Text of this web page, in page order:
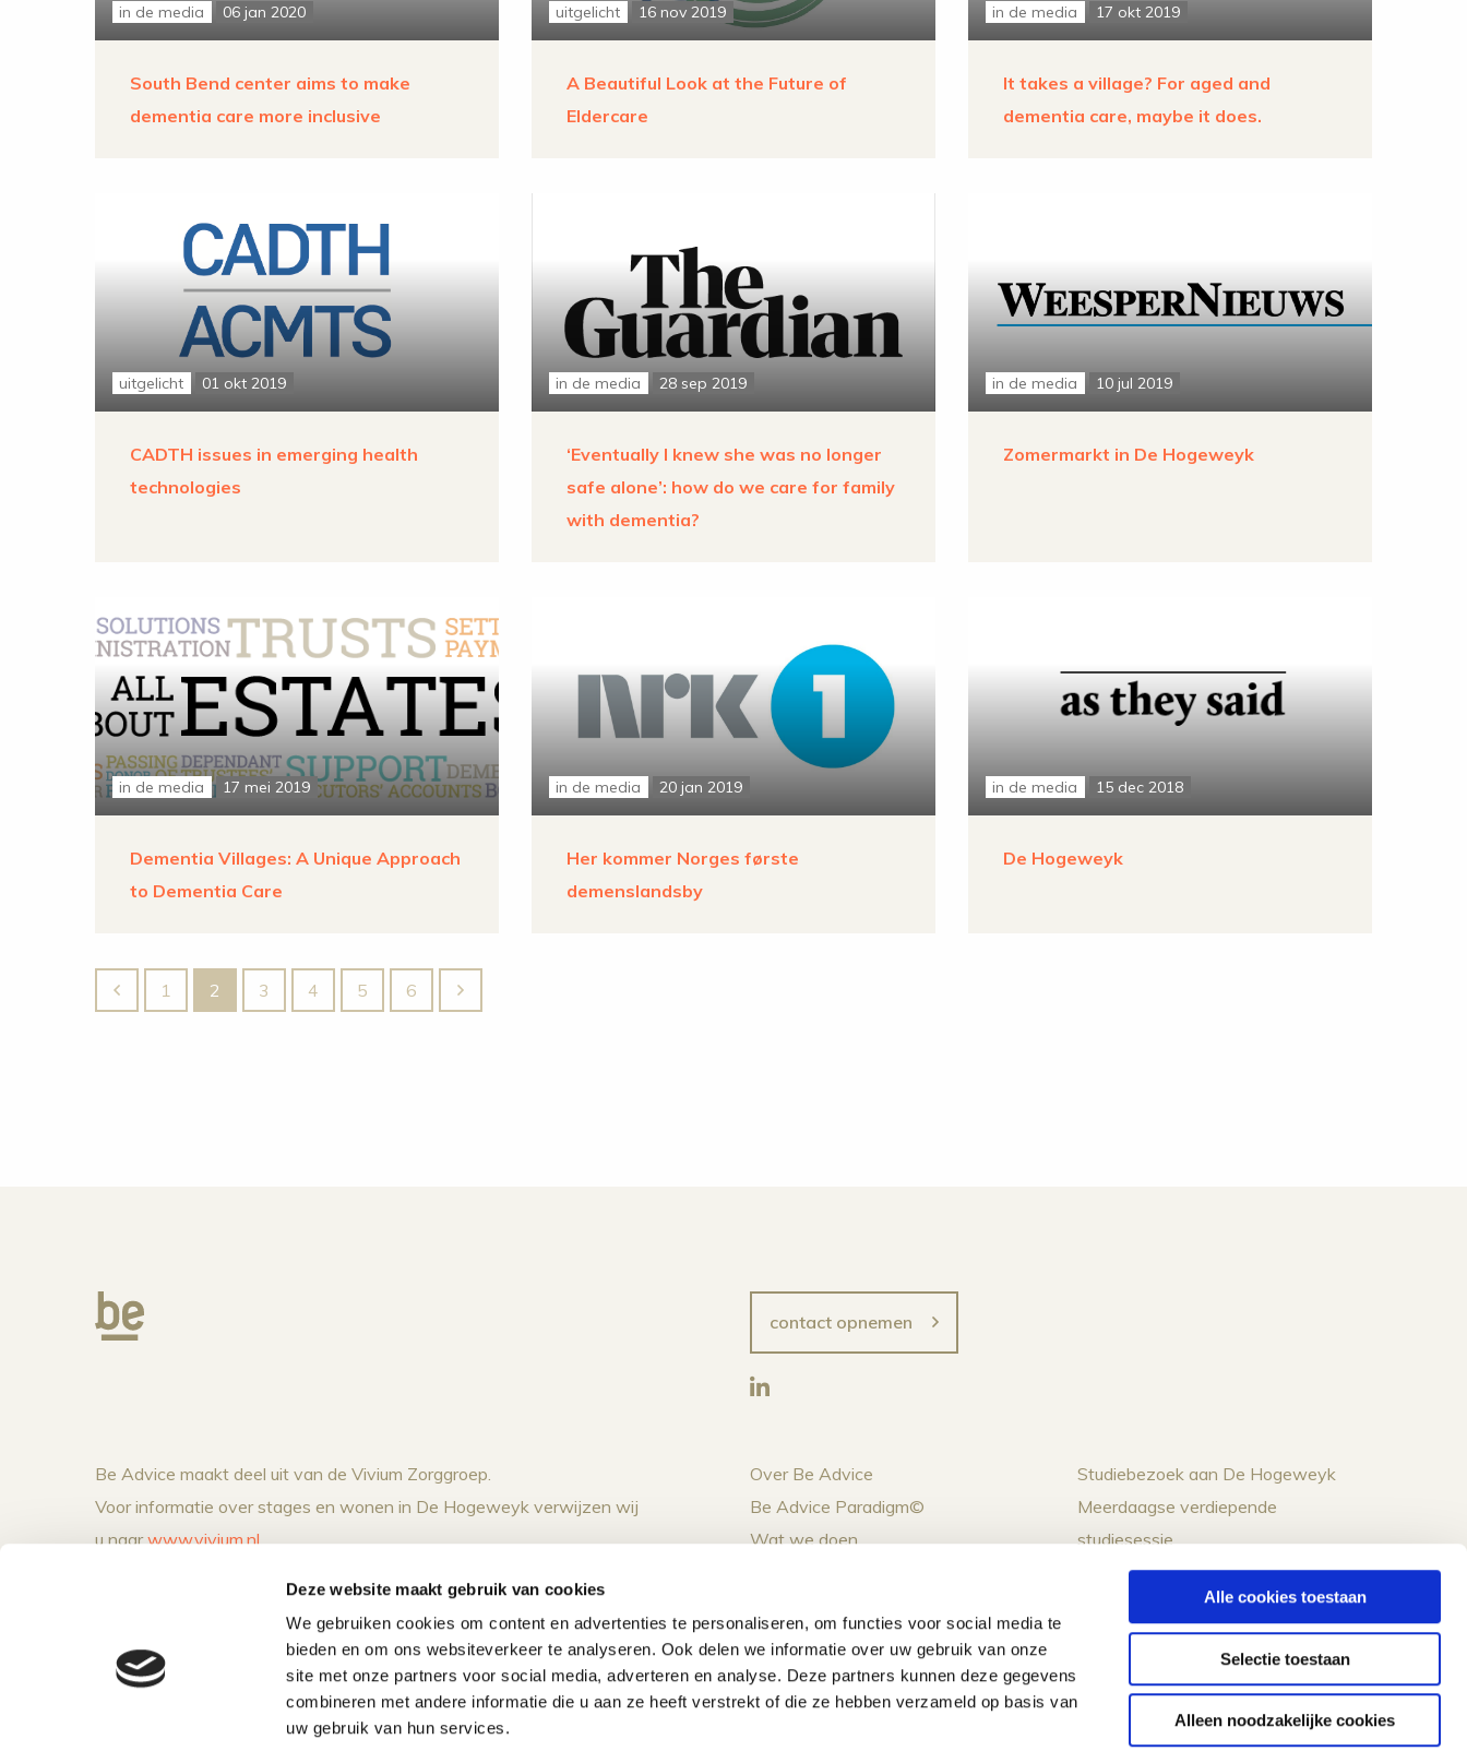
Deze website maakt gebruik van cookies
We gebruiken cookies om content en advertenties te personaliseren, om functies voor social media te
bieden en om ons websiteverkeer te analyseren. Ook delen we informatie over uw gebruik van onze
site met onze partners voor social media, adverteren en analyse. Deze partners kunnen deze gegevens
combineren met andere informatie die u aan ze heeft verstrekt of die ze hebben verzameld op basis van
uw gebruik van hun services.
Alle cookies toestaan
Selectie toestaan
Alleen noodzakelijke cookies
in de media 06 jan 2020
South Bend center aims to make
dementia care more inclusive
uitgelicht 16 nov 2019
A Beautiful Look at the Future of
Eldercare
in de media 17 okt 2019
It takes a village? For aged and
dementia care, maybe it does.
uitgelicht 01 okt 2019
CADTH issues in emerging health
technologies
in de media 28 sep 2019
‘Eventually I knew she was no longer
safe alone’: how do we care for family
with dementia?
in de media 10 jul 2019
Zomermarkt in De Hogeweyk
in de media 17 mei 2019
Dementia Villages: A Unique Approach
to Dementia Care
in de media 20 jan 2019
Her kommer Norges første
demenslandsby
in de media 15 dec 2018
De Hogeweyk
1 2 3 4 5 6
contact opnemen
Be Advice maakt deel uit van de Vivium Zorggroep.
Voor informatie over stages en wonen in De Hogeweyk verwijzen wij
u naarwww.vivium.nl.
Kantoor in De Hogeweyk
1382 GV Weesp, Nederland
+31 294 210 500
Over Be Advice
Be Advice Paradigm©
Wat we doen
Nieuws
Agenda
Studiebezoek aan De Hogeweyk
Meerdaagse verdiepende
studiesessie
Conceptontwikkeling
Programma op maat
Keynotes